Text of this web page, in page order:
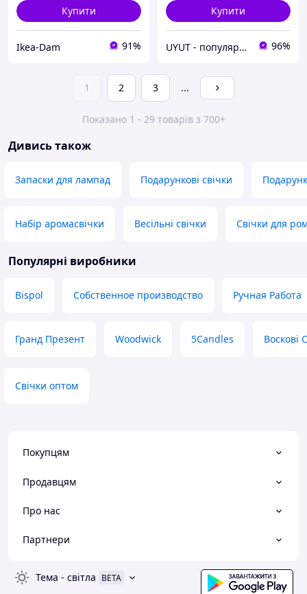
Купити
Ikea-Dam 91%
Купити
UYUT - популярні товари преміум якості 96%
1 2 3 ...
Показано 1 - 29 товарів з 700+
Дивись також
Запаски для лампад Подарункові свічки
Набір аромасвічки Весільні свічки Свічки для
Популярні виробники
Bispol Собственное производство Ручная Работа
Гранд Презент Woodwick 5Candles Воскові
Свічки оптом
Покупцям
Продавцям
Про нас
Партнери
Тема - світла BETA